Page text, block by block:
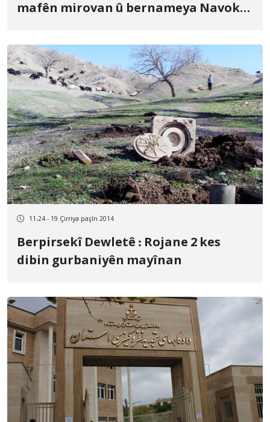
mafên mirovan û bernameya Navokî
11:24 - 19 Çirriya paşîn 2014
Berpirsekî Dewletê : Rojane 2 kes
dibin gurbaniyên mayînan